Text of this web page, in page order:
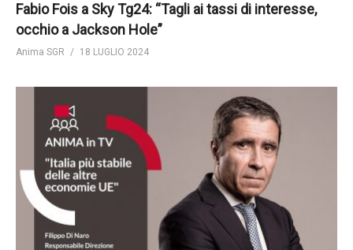
Fabio Fois a Sky Tg24: “Tagli ai tassi di interesse,
occhio a Jackson Hole”
Anima SGR 18 LUGLIO 2024